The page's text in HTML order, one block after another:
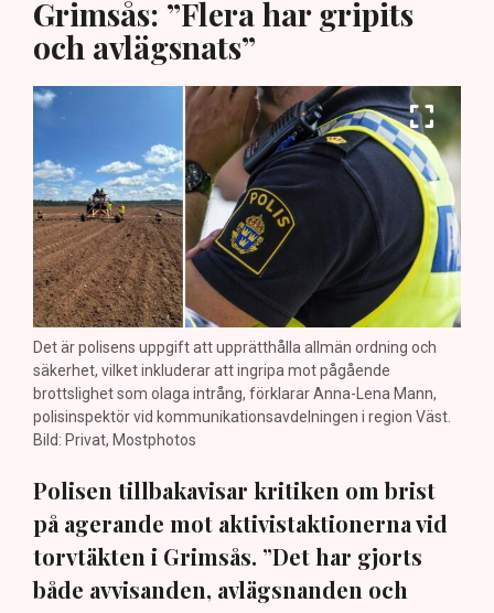
Grimsås: ”Flera har gripits
och avlägsnats”
Det är polisens uppgift att upprätthålla allmän ordning och
säkerhet, vilket inkluderar att ingripa mot pågående
brottslighet som olaga intrång, förklarar Anna-Lena Mann,
polisinspektör vid kommunikationsavdelningen i region Väst.
Bild: Privat, Mostphotos
Polisen tillbakavisar kritiken om brist
på agerande mot aktivistaktionerna vid
torvtäkten i Grimsås. ”Det har gjorts
både avvisanden, avlägsnanden och